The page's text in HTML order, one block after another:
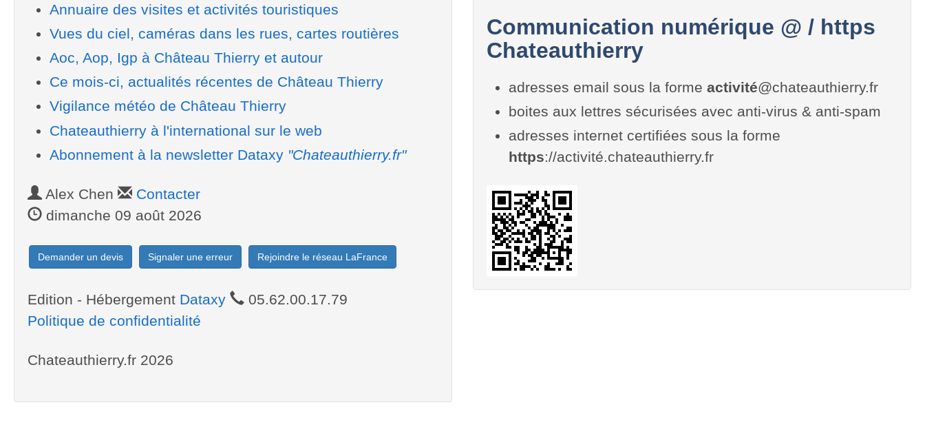
Annuaire des visites et activités touristiques
Vues du ciel, caméras dans les rues, cartes routières
Aoc, Aop, Igp à Château Thierry et autour
Ce mois-ci, actualités récentes de Château Thierry
Vigilance météo de Château Thierry
Chateauthierry à l'international sur le web
Abonnement à la newsletter Dataxy "Chateauthierry.fr"
Alex Chen
Contacter
dimanche 09 août 2026
Demander un devis Signaler une erreur Rejoindre le réseau LaFrance
Edition - Hébergement Dataxy
05.62.00.17.79
Politique de confidentialité
Chateauthierry.fr 2026
Communication numérique @ / https
Chateauthierry
adresses email sous la forme activité@chateauthierry.fr
boites aux lettres sécurisées avec anti-virus & anti-spam
adresses internet certifiées sous la forme
https://activité.chateauthierry.fr